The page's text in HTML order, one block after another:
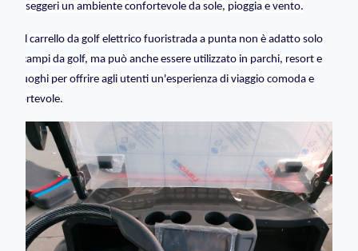
passeggeri un ambiente confortevole da sole, pioggia e vento.
Il carrello da golf elettrico fuoristrada a punta non è adatto solo
i campi da golf, ma può anche essere utilizzato in parchi, resort e
luoghi per offrire agli utenti un'esperienza di viaggio comoda e